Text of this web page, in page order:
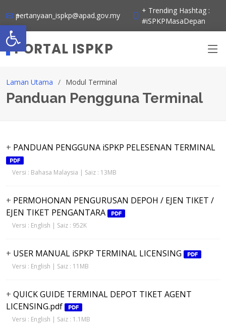
Open toolbar
to
content
+ pertanyaan_ispkp@apad.gov.my
+ Trending Hashtag :
#iSPKPMasaDepan
PORTAL ISPKP
Laman Utama Modul Terminal
Panduan Pengguna Terminal
+ PANDUAN PENGGUNA iSPKP PELESENAN TERMINAL
Versi : Bahasa Malaysia | Saiz : 13MB
+ PERMOHONAN PENGURUSAN DEPOH / EJEN TIKET /
EJEN TIKET PENGANTARA
Versi : English | Saiz : 952K
+ USER MANUAL iSPKP TERMINAL LICENSING
Versi : English | Saiz : 11MB
+ QUICK GUIDE TERMINAL DEPOT TIKET AGENT
LICENSING.pdf
Versi : English | Saiz : 1.1MB